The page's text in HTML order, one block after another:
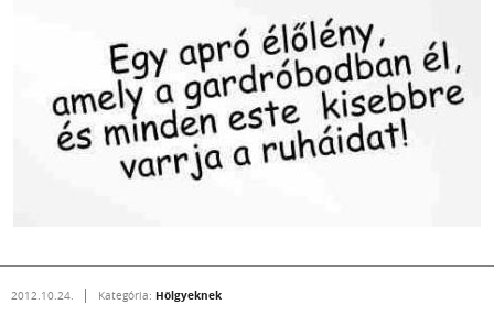
2012.10.24. Kategória: Hölgyeknek